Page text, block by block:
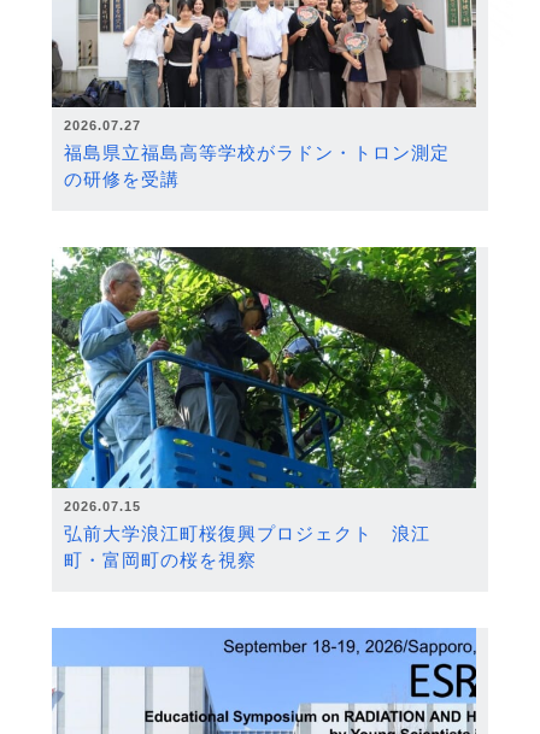
2026.07.27
福島県立福島高等学校がラドン・トロン測定
の研修を受講
2026.07.15
弘前大学浪江町桜復興プロジェクト 浪江
町・富岡町の桜を視察